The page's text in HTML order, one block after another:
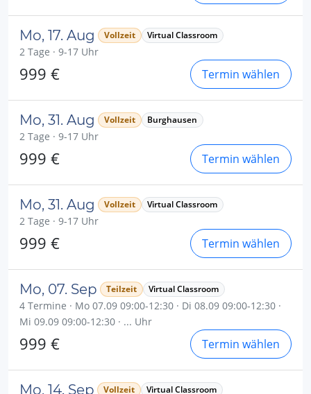
Mo, 17. Aug Vollzeit Virtual Classroom
2 Tage · 9-17 Uhr
999 € Termin wählen
Mo, 31. Aug Vollzeit Burghausen
2 Tage · 9-17 Uhr
999 € Termin wählen
Mo, 31. Aug Vollzeit Virtual Classroom
2 Tage · 9-17 Uhr
999 € Termin wählen
Mo, 07. Sep Teilzeit Virtual Classroom
4 Termine · Mo 07.09 09:00-12:30 · Di 08.09 09:00-12:30 ·
Mi 09.09 09:00-12:30 · ... Uhr
999 € Termin wählen
Mo, 14. Sep Vollzeit Virtual Classroom